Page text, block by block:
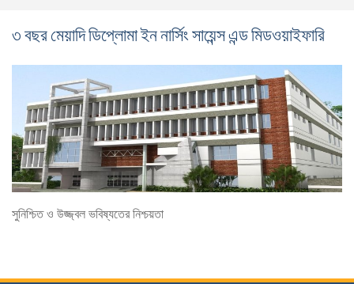
৩ বছর মেয়াদি ডিপ্লোমা ইন নার্সিং সায়েন্স এন্ড মিডওয়াইফারি
সুনিশ্চিত ও উজ্জ্বল ভবিষ্যতের নিশ্চয়তা